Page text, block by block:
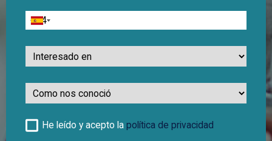
Teléfono
Interesado
en
Como
nos
He leído y acepto la política de privacidad